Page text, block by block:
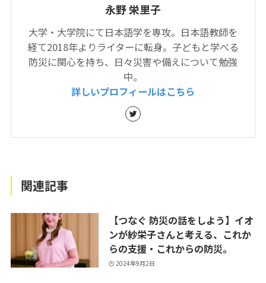
永野 栄里子
大学・大学院にて日本語学を専攻。日本語教師を
経て2018年よりライターに転身。子どもと学べる
防災に関心を持ち、日々災害や備えについて勉強
中。
詳しいプロフィールはこちら
関連記事
【つなぐ 防災の話をしよう】イオ
ンが紗栄子さんと考える、これか
らの支援・これからの防災。
2024年9月2日